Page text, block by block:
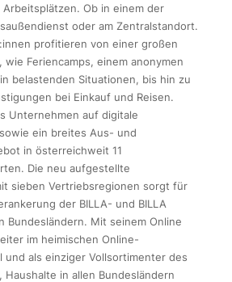
Ob in einem der
oder am Zentralstandort.
profitieren von einer großen
wie Feriencamps, einem anonymen
belastenden Situationen, bis hin zu
bei Einkauf und Reisen.
Unternehmen auf digitale
ein breites Aus- und
in österreichweit 11
Die neu aufgestellte
sieben Vertriebsregionen sorgt für
der BILLA- und BILLA
Bundesländern. Mit seinem Online
im heimischen Online-
und als einziger Vollsortimenter des
Haushalte in allen Bundesländern